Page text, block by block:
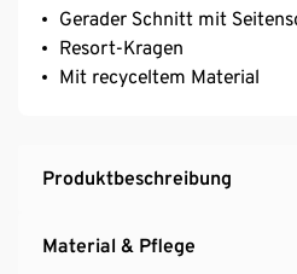
Gerader Schnitt mit
Resort-Kragen
Mit recyceltem Material
Produktbeschreibung
Material & Pflege